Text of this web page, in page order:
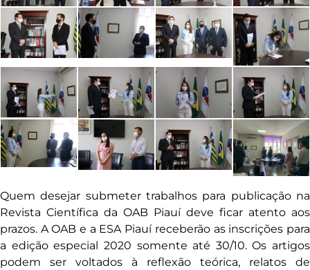
Quem desejar submeter trabalhos para publicação na
Revista Científica da OAB Piauí deve ficar atento aos
prazos. A OAB e a ESA Piauí receberão as inscrições para
a edição especial 2020 somente até 30/10. Os artigos
podem ser voltados à reflexão teórica, relatos de